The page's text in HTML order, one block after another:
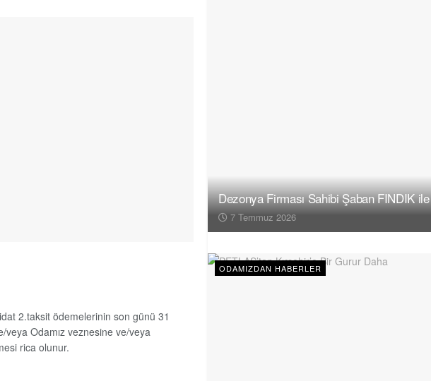
2.taksit ödemelerinin son günü 31
veya Odamız veznesine ve/veya
rica olunur.
Dezonya Firması Sahibi Şaban FINDIK
7 Temmuz 2026
ODAMIZDAN HABERLER